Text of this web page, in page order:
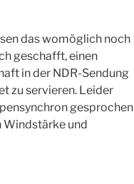
das womöglich noch
geschafft, einen
in der NDR-Sendung
zu servieren. Leider
gesprochen
Windstärke und